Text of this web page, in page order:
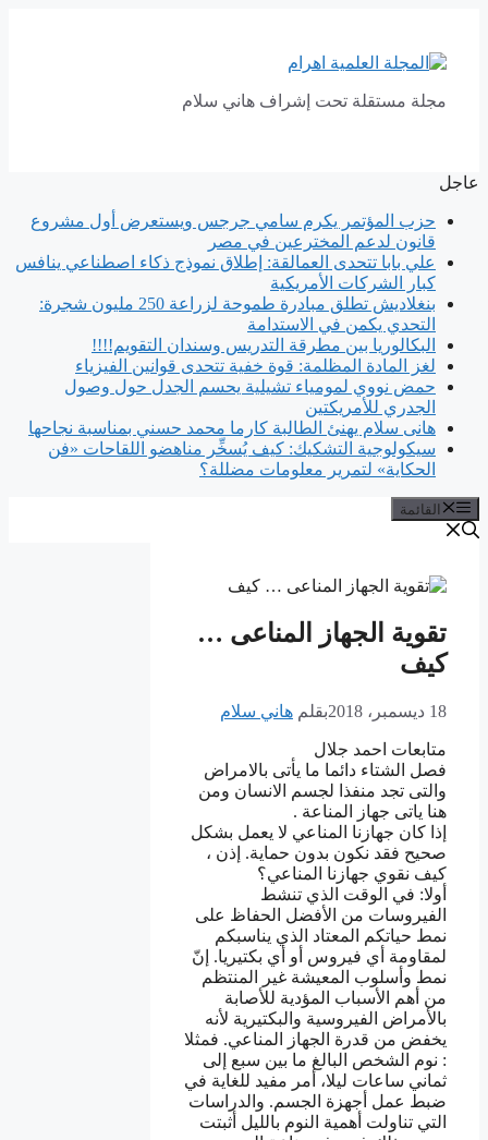
المحتوى
مجلة مستقلة تحت إشراف هاني سلام
عاجل
حزب المؤتمر يكرم سامي جرجس ويستعرض أول مشروع
قانون لدعم المخترعين في مصر
علي بابا تتحدى العمالقة: إطلاق نموذج ذكاء اصطناعي ينافس
كبار الشركات الأمريكية
بنغلاديش تطلق مبادرة طموحة لزراعة 250 مليون شجرة:
التحدي يكمن في الاستدامة
البكالوريا بين مطرقة التدريس وسندان التقويم!!!!
لغز المادة المظلمة: قوة خفية تتحدى قوانين الفيزياء
حمض نووي لمومياء تشيلية يحسم الجدل حول وصول
الجدري للأمريكتين
هانى سلام يهنئ الطالبة كارما محمد حسني بمناسبة نجاحها
سيكولوجية التشكيك: كيف يُسخِّر مناهضو اللقاحات «فن
الحكاية» لتمرير معلومات مضللة؟
القائمة
تقوية الجهاز المناعى …
كيف
18 ديسمبر، 2018 بقلم هاني سلام
متابعات احمد جلال
فصل الشتاء دائما ما يأتى بالامراض
والتى تجد منفذا لجسم الانسان ومن
هنا ياتى جهاز المناعة .
إذا كان جهازنا المناعي لا يعمل بشكل
صحيح فقد نكون بدون حماية. إذن ،
كيف نقوي جهازنا المناعي؟
أولا: في الوقت الذي تنشط
الفيروسات من الأفضل الحفاظ على
نمط حياتكم المعتاد الذي يناسبكم
لمقاومة أي فيروس أو أي بكتيريا. إنّ
نمط وأسلوب المعيشة غير المنتظم
من أهم الأسباب المؤدية للأصابة
بالأمراض الفيروسية والبكتيرية لأنه
يخفض من قدرة الجهاز المناعي. فمثلا
: نوم الشخص البالغ ما بين سبع إلى
ثماني ساعات ليلا، أمر مفيد للغاية في
ضبط عمل أجهزة الجسم. والدراسات
التي تناولت أهمية النوم بالليل أثبتت